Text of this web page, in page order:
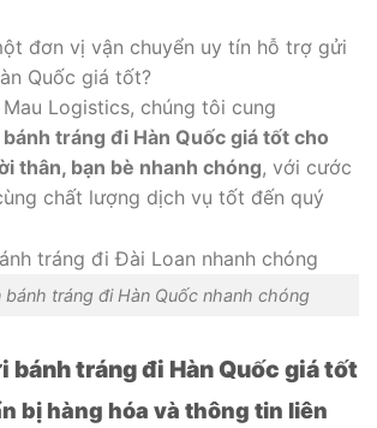
đơn vị vận chuyển uy tín hỗ trợ gửi
Quốc giá tốt?
Logistics, chúng tôi cung
tráng đi Hàn Quốc giá tốt cho
thân, bạn bè nhanh chóng, với cước
chất lượng dịch vụ tốt đến quý
bánh tráng đi Hàn Quốc nhanh chóng
bánh tráng đi Hàn Quốc giá tốt
bị hàng hóa và thông tin liên